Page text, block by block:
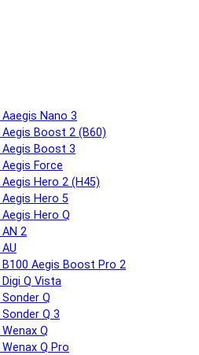
Nano 3
Aegis Boost 2 (B60)
Aegis Boost 3
Force
Aegis Hero 2 (H45)
Aegis Hero 5
Hero Q
2
B100 Aegis Boost Pro 2
Q Vista
Q
Q 3
Q
Q Pro